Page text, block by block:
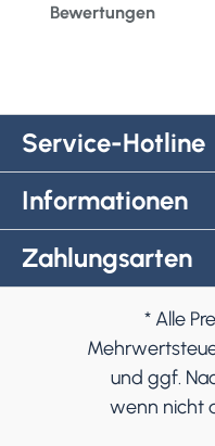
Bewertungen
Service-Hotline
Informationen
Zahlungsarten
* Alle
und ggf.
wenn nicht